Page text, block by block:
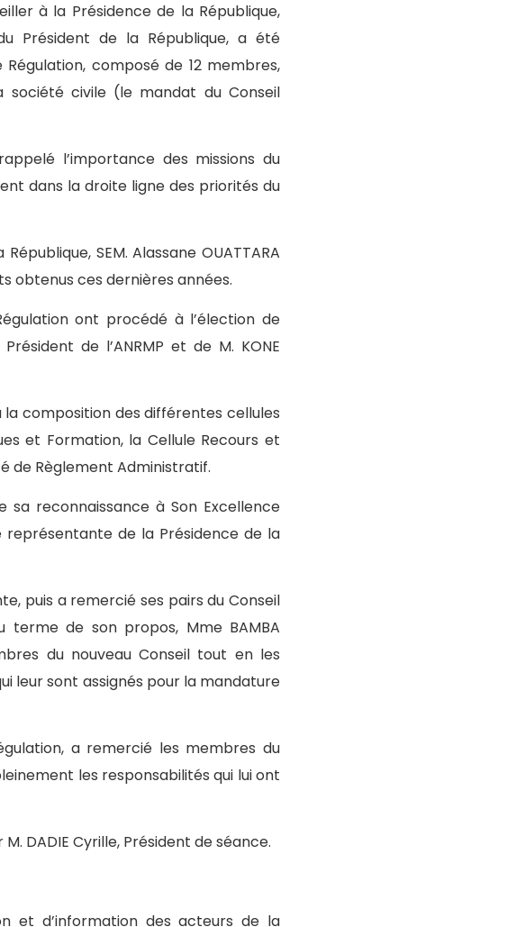
à la Présidence de la République,
Président de la République, a été
composé de 12 membres,
société civile (le mandat du Conseil
l’importance des missions du
dans la droite ligne des priorités du
SEM. Alassane OUATTARA
obtenus ces dernières années.
ont procédé à l’élection de
de l’ANRMP et de M. KONE
la composition des différentes cellules
et Formation, la Cellule Recours et
de Règlement Administratif.
sa reconnaissance à Son Excellence
représentante de la Présidence de la
puis a remercié ses pairs du Conseil
de son propos, Mme BAMBA
du nouveau Conseil tout en les
leur sont assignés pour la mandature
a remercié les membres du
les responsabilités qui lui ont
DADIE Cyrille, Président de séance.
et d’information des acteurs de la